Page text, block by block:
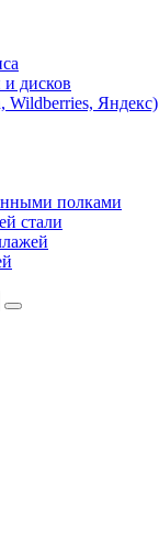
дисков
Яндекс)
полками
стали